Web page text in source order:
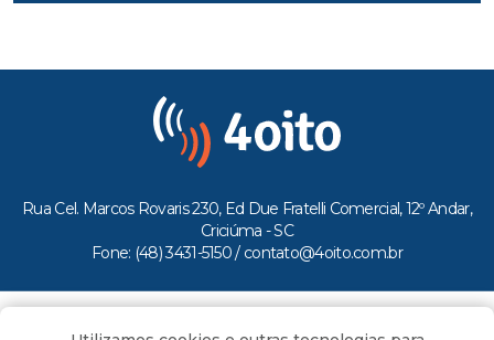
Rua Cel. Marcos Rovaris 230, Ed Due Fratelli Comercial, 12º Andar,
Criciúma - SC
Fone: (48) 3431-5150 / contato@4oito.com.br